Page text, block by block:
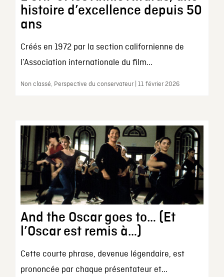
histoire d’excellence depuis 50
ans
Créés en 1972 par la section californienne de
l’Association internationale du film...
Non classé, Perspective du conservateur | 11 février 2026
And the Oscar goes to… (Et
l’Oscar est remis à…)
Cette courte phrase, devenue légendaire, est
prononcée par chaque présentateur et...